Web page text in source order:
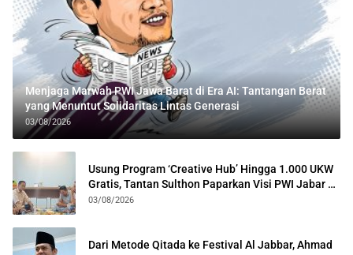
Menjaga Marwah PWI Jawa Barat di Era AI: Tantangan Berat
yang Menuntut Solidaritas Lintas Generasi
03/08/2026
Usung Program ‘Creative Hub’ Hingga 1.000 UKW
Gratis, Tantan Sulthon Paparkan Visi PWI Jabar di
Kota Bogor
03/08/2026
Dari Metode Qitada ke Festival Al Jabbar, Ahmad